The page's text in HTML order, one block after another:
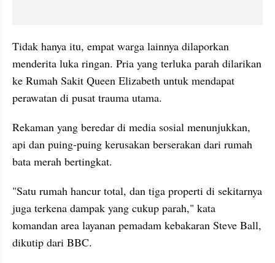
Tidak hanya itu, empat warga lainnya dilaporkan
menderita luka ringan. Pria yang terluka parah dilarikan
ke Rumah Sakit Queen Elizabeth untuk mendapat
perawatan di pusat trauma utama.
Rekaman yang beredar di media sosial menunjukkan,
api dan puing-puing kerusakan berserakan dari rumah
bata merah bertingkat.
"Satu rumah hancur total, dan tiga properti di sekitarnya
juga terkena dampak yang cukup parah," kata
komandan area layanan pemadam kebakaran Steve Ball,
dikutip dari BBC.